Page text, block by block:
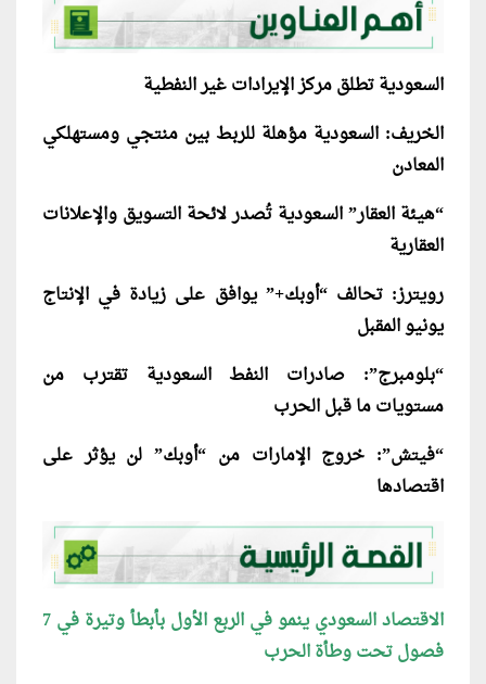
السعودية تطلق مركز الإيرادات غير النفطية
الخريف: السعودية مؤهلة للربط بين منتجي ومستهلكي
المعادن
“هيئة العقار” السعودية تُصدر لائحة التسويق والإعلانات
العقارية
رويترز: تحالف “أوبك+” يوافق على زيادة في الإنتاج
يونيو المقبل
“بلومبرج”: صادرات النفط السعودية تقترب من
مستويات ما قبل الحرب
“فيتش”: خروج الإمارات من “أوبك” لن يؤثر على
اقتصادها
الاقتصاد السعودي ينمو في الربع الأول بأبطأ وتيرة في 7
فصول تحت وطأة الحرب